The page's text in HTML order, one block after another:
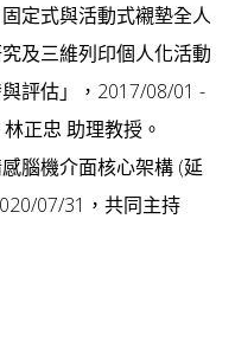
定式與活動式襯墊全人
及三維列印個人化活動
評估」，2017/08/01 -
正忠 助理教授。
腦機介面核心架構 (延
07/31，共同主持